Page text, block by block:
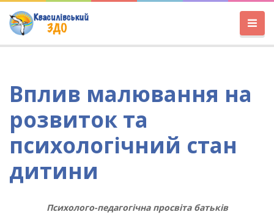
Вплив малювання на
розвиток та
психологічний стан
дитини
Психолого-педагогічна просвіта батьків